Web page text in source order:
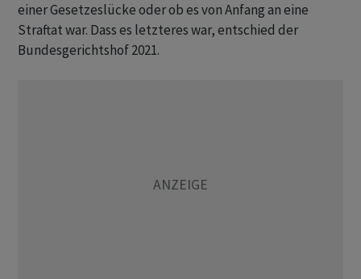
einer Gesetzeslücke oder ob es von Anfang an eine
Straftat war. Dass es letzteres war, entschied der
Bundesgerichtshof 2021.